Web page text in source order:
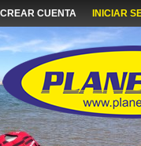
CREAR CUENTA INICIAR